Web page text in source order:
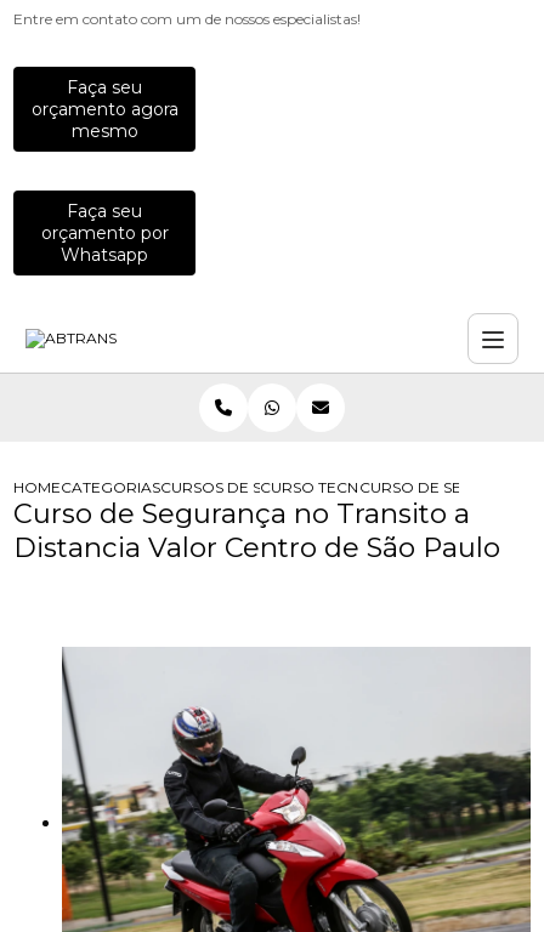
Entre em contato com um de nossos especialistas!
Faça seu
orçamento agora
mesmo
Faça seu
orçamento por
Whatsapp
HOMECATEGORIASCURSOS DE SEGURANCA NO TRANSITO
CURSO TECNOLOGO EM
CURSO DE
Curso de Segurança no Transito a
Distancia Valor Centro de São Paulo